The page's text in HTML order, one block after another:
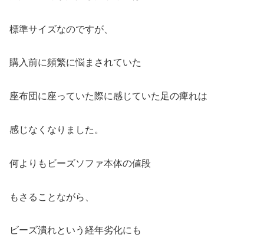
標準サイズなのですが、
購入前に頻繁に悩まされていた
座布団に座っていた際に感じていた足の痺れは
感じなくなりました。
何よりもビーズソファ本体の値段
もさることながら、
ビーズ潰れという経年劣化にも